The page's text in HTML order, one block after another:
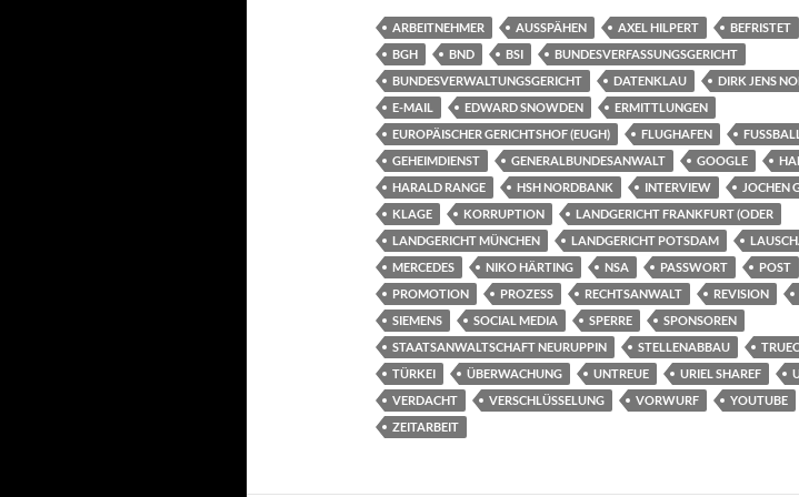
ARBEITNEHMER AUSSPÄHEN AXEL HILPERT BEFRISTET
BGH
BND BSI
BUNDESVERFASSUNGSGERICHT
BUNDESVERWALTUNGSGERICHT
DATENKLAU
DIRK JENS
E-MAIL
EDWARD SNOWDEN
ERMITTLUNGEN
EUROPÄISCHER GERICHTSHOF (EUGH)
FLUGHAFEN FUSSBALL
GEHEIMDIENST
GENERALBUNDESANWALT GOOGLE
HARALD RANGE
HSH NORDBANK INTERVIEW
JOCHEN
KLAGE
KORRUPTION
LANDGERICHT FRANKFURT (ODER
LANDGERICHT MÜNCHEN
LANDGERICHT POTSDAM
MERCEDES
NIKO HÄRTING NSA PASSWORT
POST
PROMOTION
PROZESS RECHTSANWALT REVISION
SIEMENS
SOCIAL MEDIA SPERRE
SPONSOREN
STAATSANWALTSCHAFT NEURUPPIN
STELLENABBAU
TÜRKEI
ÜBERWACHUNG UNTREUE URIEL SHAREF
VERDACHT
VERSCHLÜSSELUNG VORWURF
YOUTUBE
ZEITARBEIT